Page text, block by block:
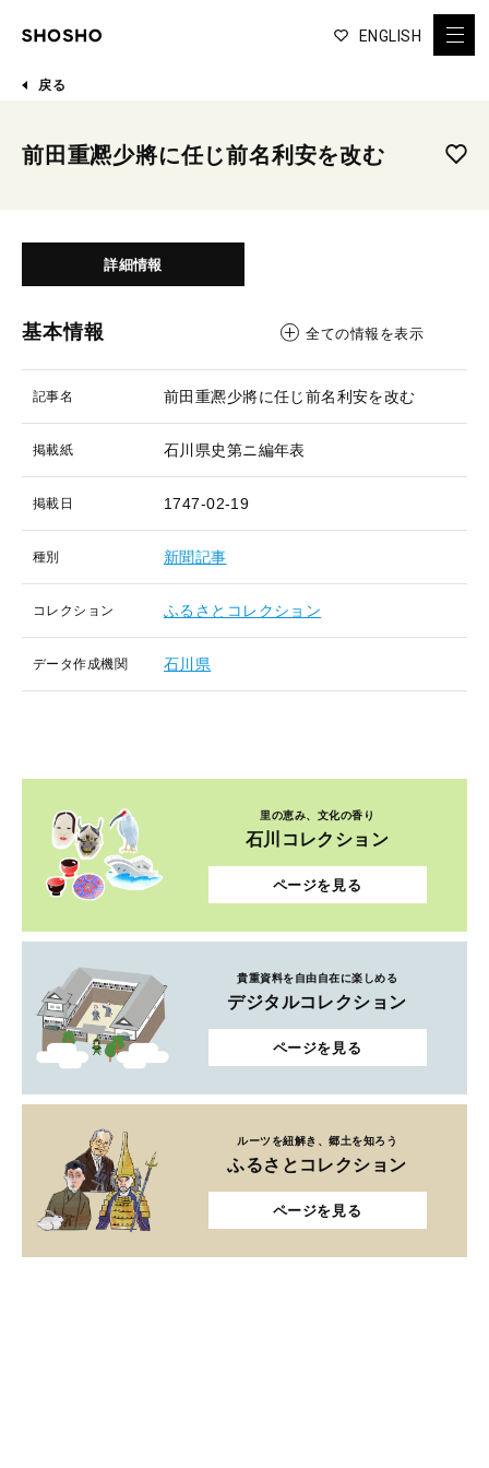
ENGLISH
戻る
前田重凞少將に任じ前名利安を改む
詳細情報
基本情報 全ての情報を表示
記事名 前田重凞少將に任じ前名利安を改む
掲載紙 石川県史第ニ編年表
掲載日 1747-02-19
種別 新聞記事
コレクション ふるさとコレクション
データ作成機関 石川県
里の恵み、文化の香り
石川コレクション
ページを見る
貴重資料を自由自在に楽しめる
デジタルコレクション
ページを見る
ルーツを紐解き、郷土を知ろう
ふるさとコレクション
ページを見る